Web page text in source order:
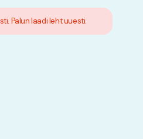
Palun laadi leht uuesti.